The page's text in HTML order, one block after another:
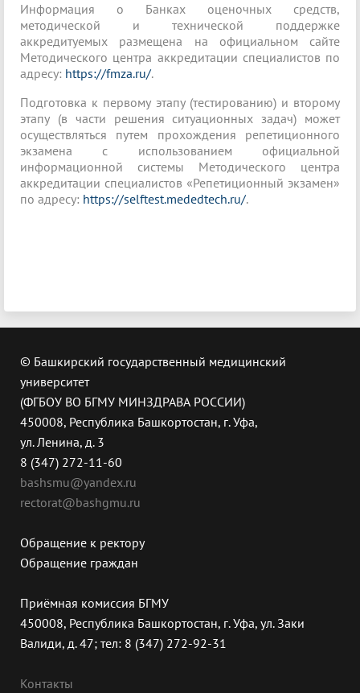
Информация о Банках оценочных средств,
методической и технической поддержке
аккредитуемых размещена на официальном сайте
Методического центра аккредитации специалистов по
адресу: https://fmza.ru/.
Подготовка к первому этапу (тестированию) и второму
этапу (в части решения ситуационных задач) может
осуществляться путем прохождения репетиционного
экзамена с использованием официальной
информационной системы Методического центра
аккредитации специалистов «Репетиционный экзамен»
по адресу: https://selftest.mededtech.ru/.
© Башкирский государственный медицинский
университет
(ФГБОУ ВО БГМУ МИНЗДРАВА РОССИИ)
450008, Республика Башкортостан, г. Уфа,
ул. Ленина, д. 3
8 (347) 272-11-60
bashsmu@yandex.ru
rectorat@bashgmu.ru
Обращение к ректору
Обращение граждан
Приёмная комиссия БГМУ
450008, Республика Башкортостан, г. Уфа, ул. Заки
Валиди, д. 47; тел: 8 (347) 272-92-31
Контакты